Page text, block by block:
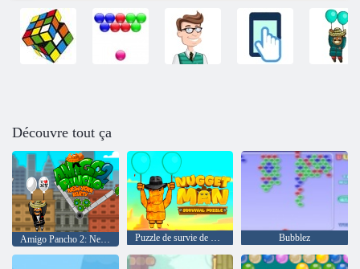
Découvre tout ça
Amigo Pancho 2: New York Party Puzzle de survie de Nugget Man Bubblez